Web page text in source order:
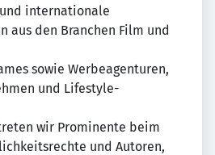
internationale
aus den Branchen Film und
sowie Werbeagenturen,
und Lifestyle-
wir Prominente beim
und Autoren,